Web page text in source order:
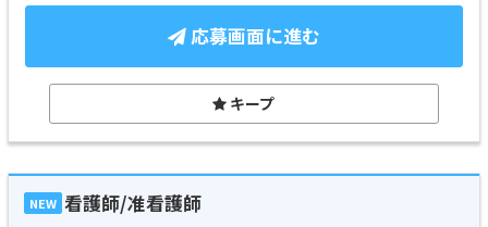
応募画面に進む
キープ
NEW 看護師/准看護師